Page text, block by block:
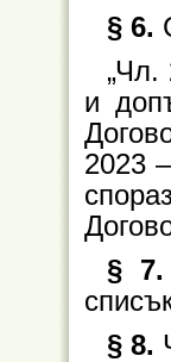
§ 6.
„Чл.
и
2023
§ 7.
§ 8.